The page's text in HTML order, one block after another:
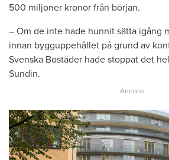
500 miljoner kronor från början.
– Om de inte hade hunnit sätta igång
innan bygguppehållet på grund av
Svenska Bostäder hade stoppat det
Sundin.